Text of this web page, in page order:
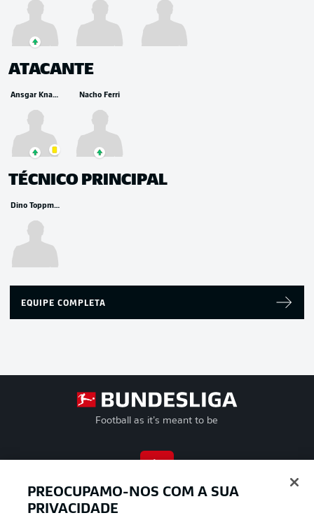
ATACANTE
Ansgar Knauff Nacho Ferri
TÉCNICO PRINCIPAL
Dino Toppmöller
EQUIPE COMPLETA
Football as it’s meant to be
APLICATIVO DA BUNDESLIGA
PREOCUPAMO-NOS COM A SUA
PRIVACIDADE